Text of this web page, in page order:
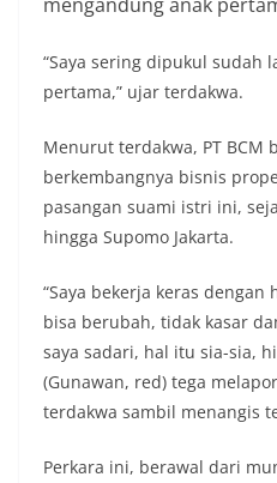
“Saya sering dipukul sudah
pertama,” ujar terdakwa.
Menurut terdakwa, PT BCM
berkembangnya bisnis
pasangan suami istri ini,
hingga Supomo Jakarta.
“Saya bekerja keras dengan
bisa berubah, tidak kasar
saya sadari, hal itu sia-sia,
(Gunawan, red) tega
terdakwa sambil menangis
Perkara ini, berawal dari